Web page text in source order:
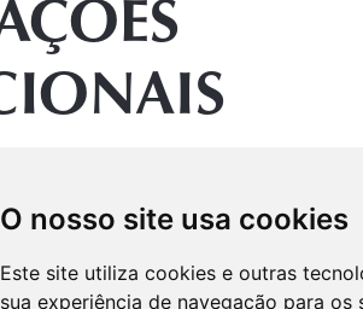
O nosso site usa cookies
Este site utiliza cookies e outras
sua experiência de navegação para